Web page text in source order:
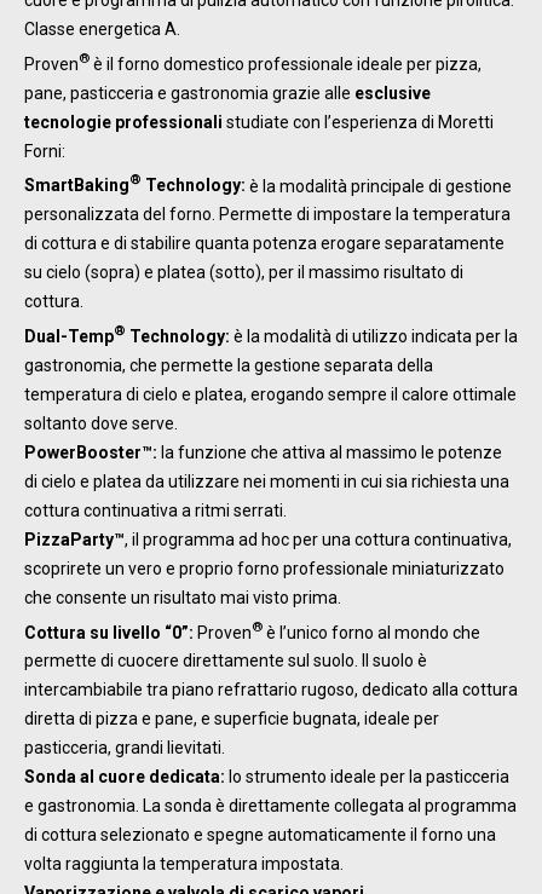
Classe energetica A.
Proven® è il forno domestico professionale ideale per pizza,
pane, pasticceria e gastronomia grazie alle esclusive
tecnologie professionali studiate con l’esperienza di Moretti
Forni:
SmartBaking® Technology: è la modalità principale di gestione
personalizzata del forno. Permette di impostare la temperatura
di cottura e di stabilire quanta potenza erogare separatamente
su cielo (sopra) e platea (sotto), per il massimo risultato di
cottura.
Dual-Temp® Technology: è la modalità di utilizzo indicata per la
gastronomia, che permette la gestione separata della
temperatura di cielo e platea, erogando sempre il calore ottimale
soltanto dove serve.
PowerBooster™: la funzione che attiva al massimo le potenze
di cielo e platea da utilizzare nei momenti in cui sia richiesta una
cottura continuativa a ritmi serrati.
PizzaParty™, il programma ad hoc per una cottura continuativa,
scoprirete un vero e proprio forno professionale miniaturizzato
che consente un risultato mai visto prima.
Cottura su livello “0”: Proven® è l’unico forno al mondo che
permette di cuocere direttamente sul suolo. Il suolo è
intercambiabile tra piano refrattario rugoso, dedicato alla cottura
diretta di pizza e pane, e superficie bugnata, ideale per
pasticceria, grandi lievitati.
Sonda al cuore dedicata: lo strumento ideale per la pasticceria
e gastronomia. La sonda è direttamente collegata al programma
di cottura selezionato e spegne automaticamente il forno una
volta raggiunta la temperatura impostata.